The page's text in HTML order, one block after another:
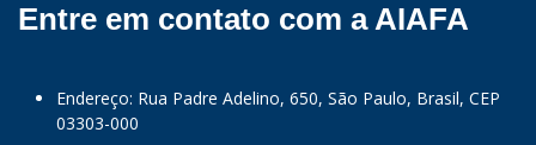
Entre em contato com a AIAFA
Endereço: Rua Padre Adelino, 650, São Paulo, Brasil, CEP
03303-000